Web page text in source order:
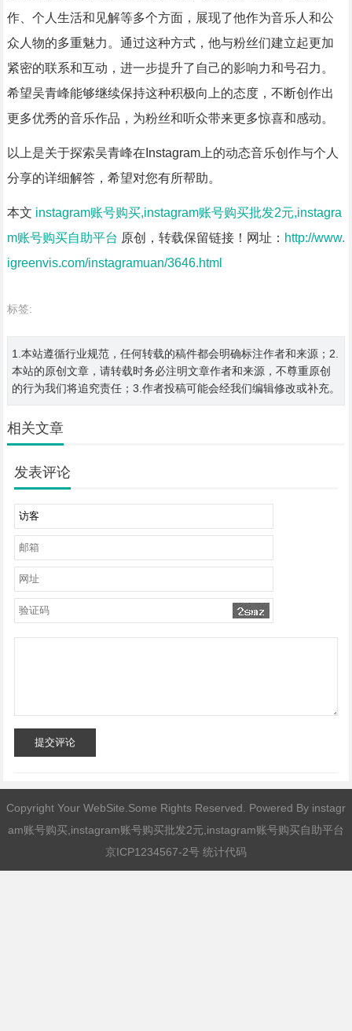
作、个人生活和见解等多个方面，展现了他作为音乐人和公
众人物的多重魅力。通过这种方式，他与粉丝们建立起更加
紧密的联系和互动，进一步提升了自己的影响力和号召力。
希望吴青峰能够继续保持这种积极向上的态度，不断创作出
更多优秀的音乐作品，为粉丝和听众带来更多惊喜和感动。
以上是关于探索吴青峰在Instagram上的动态音乐创作与个人
分享的详细解答，希望对您有所帮助。
本文 instagram账号购买,instagram账号购买批发2元,instagra
m账号购买自助平台 原创，转载保留链接！网址： http://www.
igreenvis.com/instagramuan/3646.html
标签:
1.本站遵循行业规范，任何转载的稿件都会明确标注作者和来源；2.
本站的原创文章，请转载时务必注明文章作者和来源，不尊重原创
的行为我们将追究责任；3.作者投稿可能会经我们编辑修改或补充。
相关文章
发表评论
提交评论
Copyright Your WebSite.Some Rights Reserved. Powered By instagr
am账号购买,instagram账号购买批发2元,instagram账号购买自助平台
京ICP1234567-2号 统计代码